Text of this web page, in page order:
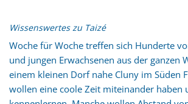
Wissenswertes zu Taizé
Woche für Woche treffen sich Hunderte
und jungen Erwachsenen aus der ganzen
einem kleinen Dorf nahe Cluny im Süden
wollen eine coole Zeit miteinander haben